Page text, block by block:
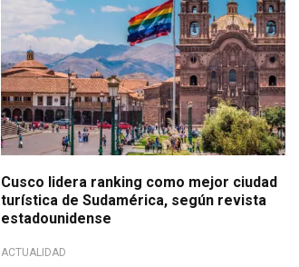
Cusco lidera ranking como mejor ciudad
turística de Sudamérica, según revista
estadounidense
ACTUALIDAD